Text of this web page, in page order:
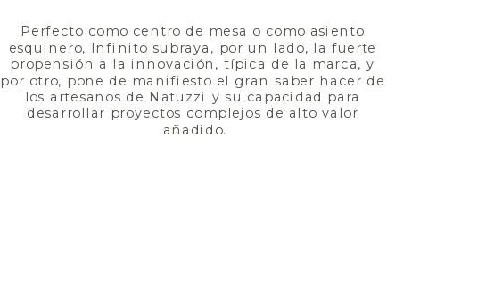
Perfecto como centro de mesa o como asiento
esquinero, Infinito subraya, por un lado, la fuerte
propensión a la innovación, típica de la marca, y
por otro, pone de manifiesto el gran saber hacer de
los artesanos de Natuzzi y su capacidad para
desarrollar proyectos complejos de alto valor
añadido.